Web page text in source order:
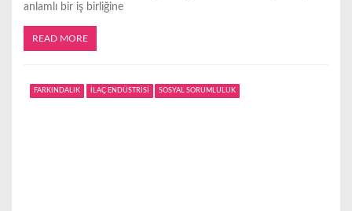
anlamlı bir iş birliğine
READ MORE
FARKINDALIK İLAÇ ENDÜSTRİSİ SOSYAL SORUMLULUK